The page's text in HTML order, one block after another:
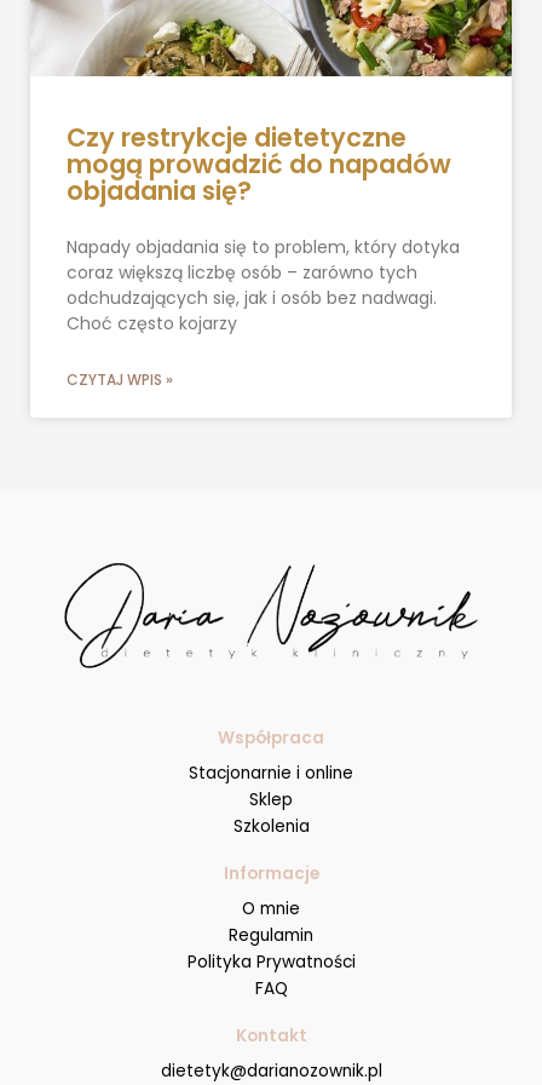
Czy restrykcje dietetyczne
mogą prowadzić do napadów
objadania się?
Napady objadania się to problem, który dotyka
coraz większą liczbę osób – zarówno tych
odchudzających się, jak i osób bez nadwagi.
Choć często kojarzy
CZYTAJ WPIS »
Współpraca
Stacjonarnie i online
Sklep
Szkolenia
Informacje
O mnie
Regulamin
Polityka Prywatności
FAQ
Kontakt
dietetyk@darianozownik.pl